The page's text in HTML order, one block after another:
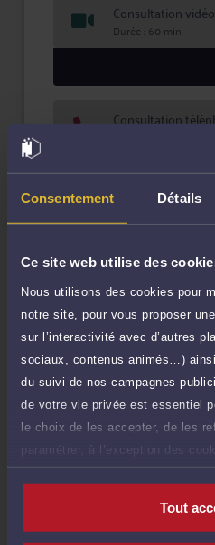
Consentement Détails
Ce site web utilise des
Nous utilisons des cookies pour
notre site, pour vous proposer
sur l’interactivité avec d’autres
sociaux, contenus animés…)
du suivi de nos campagnes
de votre vie privée est essentiel
le choix de les accepter, de les
paramétrer, à l’exception des
nécessaires au fonctionnement
Tout
Consultation vidéo
Durée : 60 min
Consultation
Question simple
de 1.000 caractères)
Consultation écrite
Etude de votre dossier
d'ajout d'une pièce
Compétences